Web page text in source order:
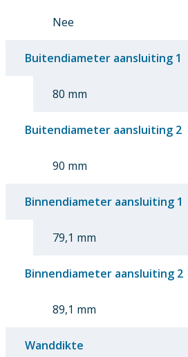
Nee
Buitendiameter aansluiting 1
80 mm
Buitendiameter aansluiting 2
90 mm
Binnendiameter aansluiting 1
79,1 mm
Binnendiameter aansluiting 2
89,1 mm
Wanddikte